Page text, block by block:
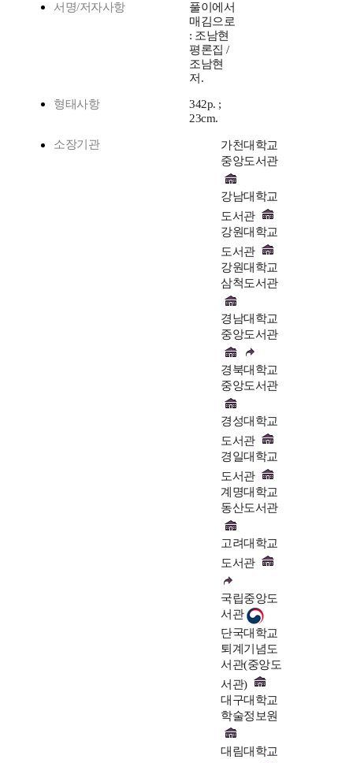
서명/저자사항
풀이에서
매김으로
: 조남현
평론집 /
조남현
저.
형태사항
342p. ;
23cm.
소장기관
가천대학교
중앙도서관
강남대학교
도서관
강원대학교
도서관
강원대학교
삼척도서관
경남대학교
중앙도서관
경북대학교
중앙도서관
경성대학교
도서관
경일대학교
도서관
계명대학교
동산도서관
고려대학교
도서관
국립중앙도
서관
단국대학교
퇴계기념도
서관(중앙도
서관)
대구대학교
학술정보원
대림대학교